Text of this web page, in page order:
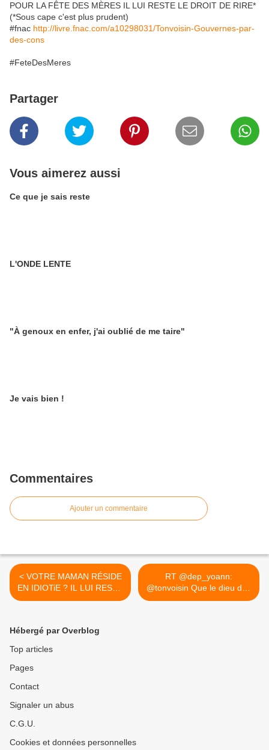
POUR LA FÊTE DES MÈRES IL LUI RESTE LE DROIT DE RIRE*
(*Sous cape c'est plus prudent)
#fnac http://livre.fnac.com/a10298031/Tonvoisin-Gouvernes-par-
des-cons
#FeteDesMeres
Partager
Vous aimerez aussi
Ce que je sais reste
L'ONDE LENTE
"À genoux en enfer, j'ai oublié de me taire"
Je vais bien !
Commentaires
Ajouter un commentaire
< VOTRE MAMAN RÉSIDE
EN IDIOTiE ? IL LUI RESTE
LE...
RT @dep_yoann:
@tonvoisin Que le dieu des
concours... >
Hébergé par Overblog
Top articles
Pages
Contact
Signaler un abus
C.G.U.
Cookies et données personnelles